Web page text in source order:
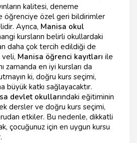
kalitesi, deneme
ve öğrenciye özel geri bildirimler
Ayrıca, Manisa okul
kursların belirli okullardaki
daha çok tercih edildiği de
Manisa öğrenci kayıtları ile
zamanda en iyi kursları da
ki, doğru kurs seçimi,
büyük katkı sağlayacaktır.
devlet okullarındaki eğitiminin
ek dersler ve doğru kurs seçimi,
etkiler. Bu nedenle, dikkatli
çocuğunuz için en uygun kursu